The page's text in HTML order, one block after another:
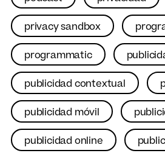
privacy sandbox
programmatic
publicidad contextual
publicidad móvil
publicidad online